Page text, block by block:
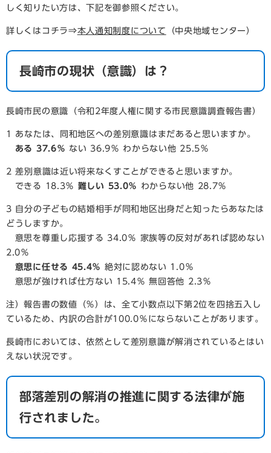
しく知りたい方は、下記を御参照ください。
詳しくはコチラ⇒本人通知制度について （中央地域センター）
長崎市の現状（意識）は？
長崎市民の意識（令和2年度人権に関する市民意識調査報告書）
1 あなたは、同和地区への差別意識はまだあると思いますか。
ある 37.6％ ない 36.9％ わからない他 25.5％
2 差別意識は近い将来なくすことができると思いますか。
できる 18.3％ 難しい 53.0％ わからない他 28.7％
3 自分の子どもの結婚相手が同和地区出身だと知ったらあなたは
どうしますか。
意思を尊重し応援する 34.0％ 家族等の反対があれば認めない
2.0％
意思に任せる 45.4％ 絶対に認めない 1.0％
意思が強ければ仕方ない 15.4％ 無回答他 2.3％
注）報告書の数値（％）は、全て小数点以下第2位を四捨五入し
ているため、内訳の合計が100.0％にならないことがあります。
長崎市においては、依然として差別意識が解消されているとはい
えない状況です。
部落差別の解消の推進に関する法律が施
行されました。